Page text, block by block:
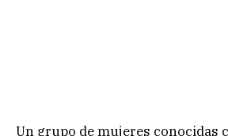
Un grupo de mujeres conocidas